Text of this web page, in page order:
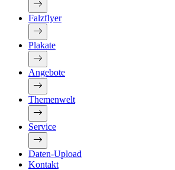
Falzflyer
Plakate
Angebote
Themenwelt
Service
Daten-Upload
Kontakt